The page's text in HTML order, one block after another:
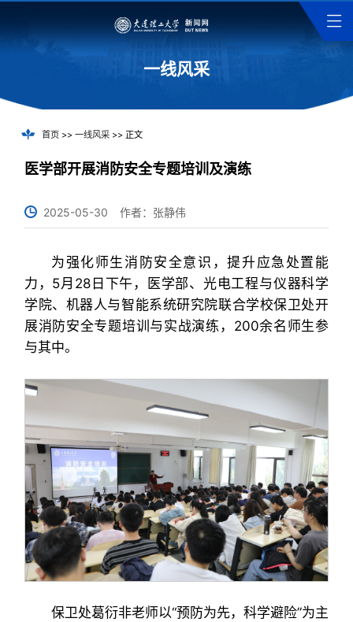
一线风采
首页>> 一线风采>> 正文
医学部开展消防安全专题培训及演练
2025-05-30 作者：张静伟
为强化师生消防安全意识，提升应急处置能
力，5月28日下午，医学部、光电工程与仪器科学
学院、机器人与智能系统研究院联合学校保卫处开
展消防安全专题培训与实战演练，200余名师生参
与其中。
保卫处葛衍非老师以“预防为先，科学避险”为主